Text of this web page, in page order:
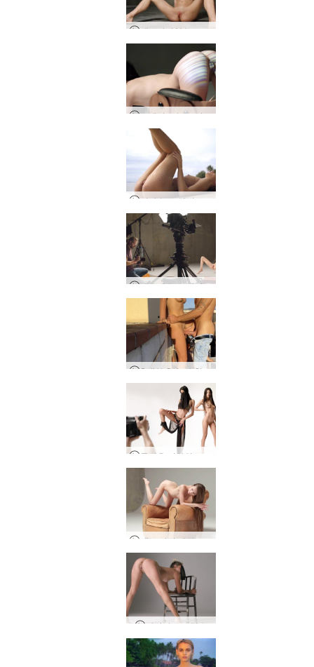
베로니카 V 누드 촬영
그레이스 누드 사진의 예술
미라 누드 해변 사진 촬영
레오나 누드 사진의 예술
Sali와 Quin의 첫 번째 섹스 테이프
클라우 비하인드 스토리
에로 사진 제작 레오나
아만다 스트립쇼